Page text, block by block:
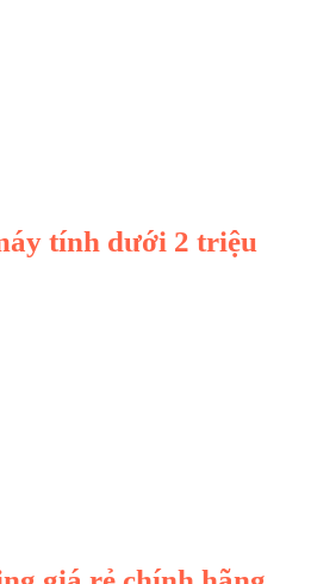
tính dưới 2 triệu